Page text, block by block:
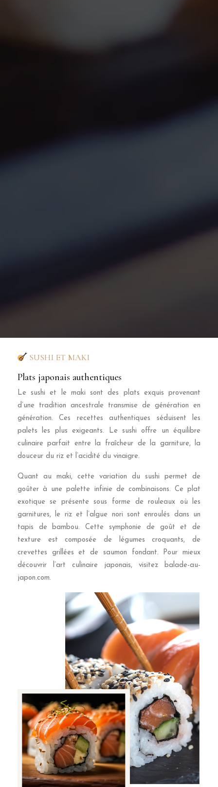
SUSHI ET MAKI
Plats japonais authentiques
Le sushi et le maki sont des plats exquis provenant
d’une tradition ancestrale transmise de génération en
génération. Ces recettes authentiques séduisent les
palets les plus exigeants. Le sushi offre un équilibre
culinaire parfait entre la fraîcheur de la garniture, la
douceur du riz et l’acidité du vinaigre.
Quant au maki, cette variation du sushi permet de
goûter à une palette infinie de combinaisons. Ce plat
exotique se présente sous forme de rouleaux où les
garnitures, le riz et l’algue nori sont enroulés dans un
tapis de bambou. Cette symphonie de goût et de
texture est composée de légumes croquants, de
crevettes grillées et de saumon fondant. Pour mieux
découvrir l’art culinaire japonais, visitez balade-au-
japon.com.